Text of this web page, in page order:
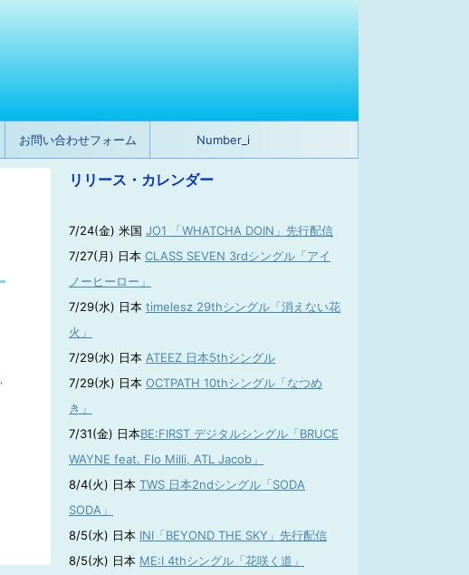
お問い合わせフォーム Number_i
,
リリース・カレンダー
7/24(金) 米国 JO1 「WHATCHA DOIN」先行配信
7/27(月) 日本 CLASS SEVEN 3rdシングル「アイ
ノーヒーロー」
7/29(水) 日本 timelesz 29thシングル「消えない花
火」
7/29(水) 日本 ATEEZ 日本5thシングル
7/29(水) 日本 OCTPATH 10thシングル「なつめ
き」
7/31(金) 日本BE:FIRST デジタルシングル「BRUCE
WAYNE feat. Flo Milli, ATL Jacob」
8/4(火) 日本 TWS 日本2ndシングル「SODA
SODA」
8/5(水) 日本 INI「BEYOND THE SKY」先行配信
8/5(水) 日本 ME:I 4thシングル「花咲く道」